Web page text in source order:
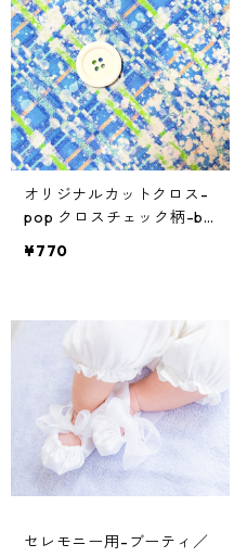
オリジナルカットクロス-
pop クロスチェック柄-blu
¥770
セレモニー用-ブーティ／